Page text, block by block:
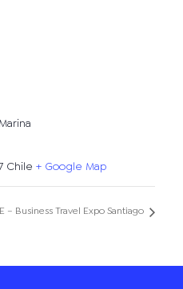
Chile + Google Map
– Business Travel Expo Santiago